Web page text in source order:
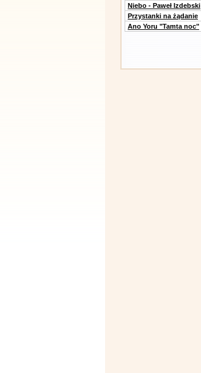
Niebo - Paweł Izdebski
Przystanki na żądanie
Ano Yoru "Tamta noc"